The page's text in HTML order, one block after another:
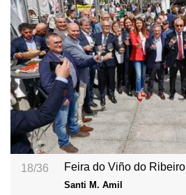
18/36 Feira do Viño do Ribeiro
Santi M. Amil